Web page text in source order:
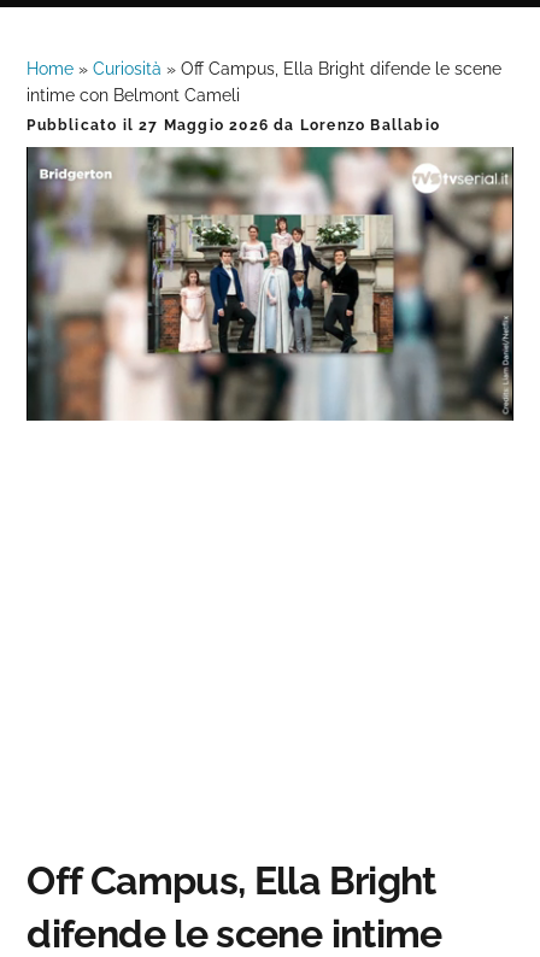
Home »Curiosità »Off Campus, Ella Bright difende le scene
intime con Belmont Cameli
Pubblicato il27 Maggio 2026 da Lorenzo Ballabio
Unmute
0%
0%
Off Campus, Ella Bright
difende le scene intime